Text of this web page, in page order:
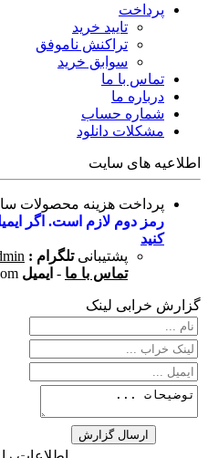
پرداخت
تایید خرید
تراکنش ناموفق
سوابق خرید
تماس با ما
درباره ما
شماره حساب
مشکلات دانلود
اطلاعیه های سایت
پرداخت هزینه محصولات
رمز دوم لازم است. اگر
کنید
پشتیبانی تلگرام :
تماس با ما - ایمیل
گزارش خرابی لینک